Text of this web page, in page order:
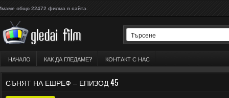
общо 22472 филма в сайта.
НАЧАЛО КАК ДА ГЛЕДАМЕ? КОНТАКТ С НАС
СЪНЯТ НА ЕШРЕФ – ЕПИЗОД 45